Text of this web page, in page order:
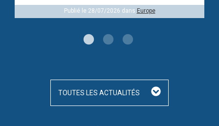
Publié le 28/07/2026 dans Europe
TOUTES LES ACTUALITÉS